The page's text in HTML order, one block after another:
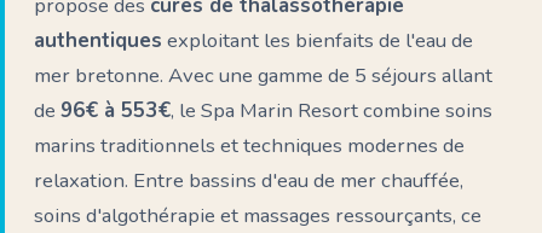
authentiques exploitant les bienfaits de l'eau de
mer bretonne. Avec une gamme de 5 séjours allant
de 96€ à 553€, le Spa Marin Resort combine soins
marins traditionnels et techniques modernes de
relaxation. Entre bassins d'eau de mer chauffée,
soins d'algothérapie et massages ressourçants, ce